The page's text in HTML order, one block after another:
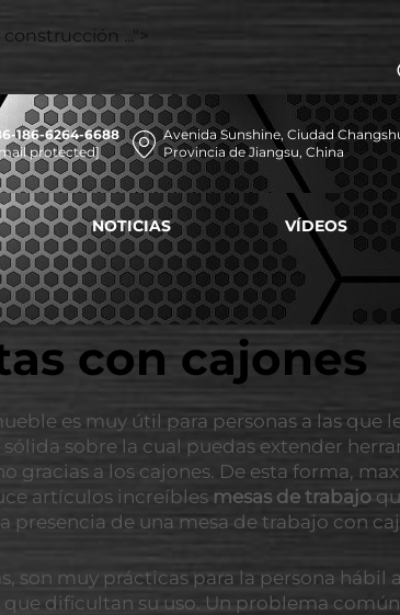
...">
186-6264-6688
protected]
Avenida Sunshine, Ciudad
Provincia de Jiangsu, China
NOTICIAS VÍDEOS
con cajones
es muy útil para personas a las que
sobre la cual puedas extender
gracias a los cajones. De esta forma,
artículos increíbles mesas de trabajo
presencia de una mesa de trabajo con
son muy prácticas para la persona hábil
dificultan su uso. Un problema